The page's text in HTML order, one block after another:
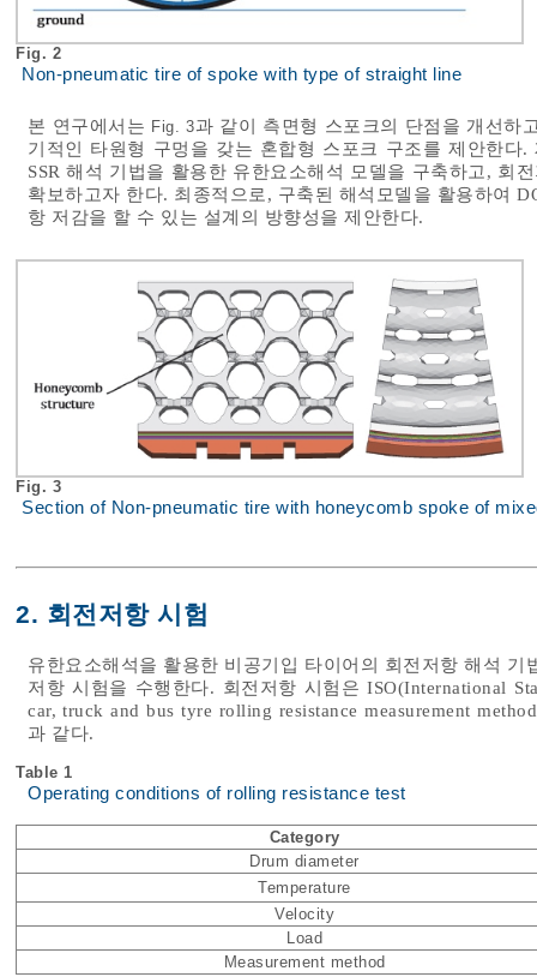
Fig. 2
Non-pneumatic tire of spoke with type of straight line
본 연구에서는 Fig. 3과 같이 측면형 스포크의 단점을 개선하
기적인 타원형 구멍을 갖는 혼합형 스포크 구조를 제안한다
SSR 해석 기법을 활용한 유한요소해석 모델을 구축하고, 회
확보하고자 한다. 최종적으로, 구축된 해석모델을 활용하여
항 저감을 할 수 있는 설계의 방향성을 제안한다.
Fig. 3
Section of Non-pneumatic tire with honeycomb spoke of
2. 회전저항 시험
유한요소해석을 활용한 비공기입 타이어의 회전저항 해석
저항 시험을 수행한다. 회전저항 시험은 ISO(International
car, truck and bus tyre rolling resistance measurement
과 같다.
Table 1
Operating conditions of rolling resistance test
Category
Drum diameter
Temperature
Velocity
Load
Measurement method